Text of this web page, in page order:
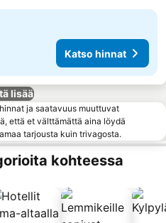
Katso hinnat
lisää
ja saatavuus muuttuvat
että et välttämättä aina löydä
tarjousta kuin trivagosta.
kohteessa